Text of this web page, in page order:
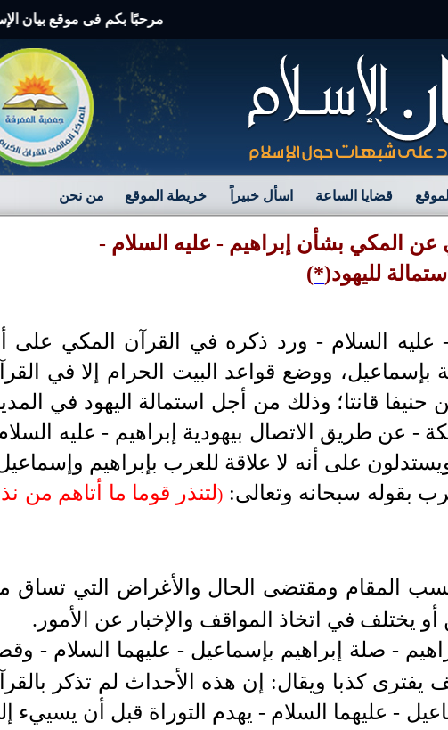
مرحبًا بكم فى موقع بيان الإسلام
قضايا الساعة اسأل خبيراً خريطة الموقع من نحن
عن المكي بشأن إبراهيم - عليه السلام -
استمالة لليهود(
*
)
عليه السلام - ورد ذكره في القرآن المكي على
ووضع قواعد البيت الحرام إلا في
قانتا؛ وذلك من أجل استمالة اليهود في
- عن طريق الاتصال بيهودية إبراهيم - عليه
على أنه لا علاقة للعرب بإبراهيم
بقوله سبحانه وتعالى: )لتنذر قوما ما أتاهم من
المقام ومقتضى الحال والأغراض التي تساق
يختلف في اتخاذ المواقف والإخبار عن الأمور.
- صلة إبراهيم بإسماعيل - عليهما السلام -
يفترى كذبا ويقال: إن هذه الأحداث لم تذكر
- عليهما السلام - يهدم التوراة قبل أن يسييء